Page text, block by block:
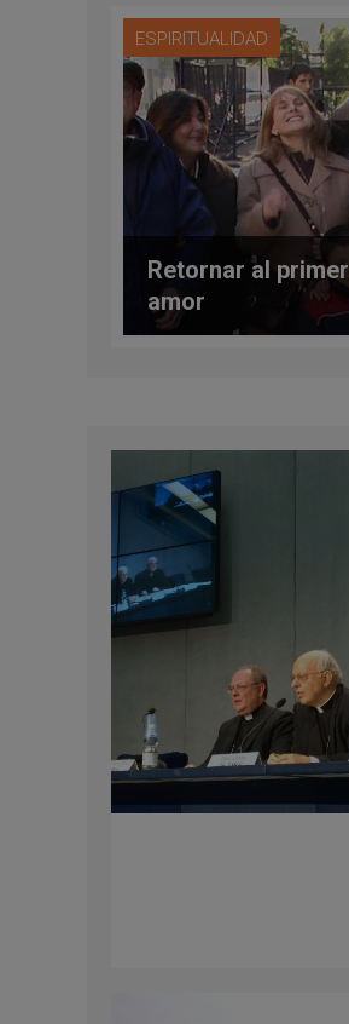
ESPIRITUALIDAD
Retornar al primer
amor